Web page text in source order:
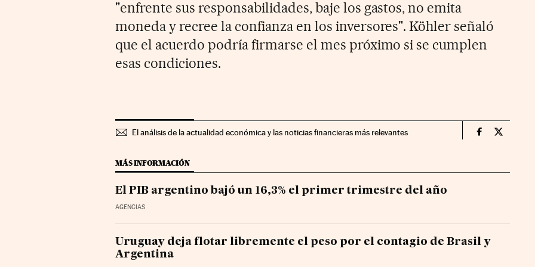
"enfrente sus responsabilidades, baje los gastos, no emita
moneda y recree la confianza en los inversores". Köhler señaló
que el acuerdo podría firmarse el mes próximo si se cumplen
esas condiciones.
El análisis de la actualidad económica y las noticias financieras más relevantes Economia
MÁS INFORMACIÓN
El PIB argentino bajó un 16,3% el primer trimestre del año
AGENCIAS
Uruguay deja flotar libremente el peso por el contagio de Brasil y
Argentina